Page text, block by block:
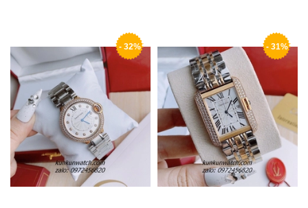
- 32% - 31%